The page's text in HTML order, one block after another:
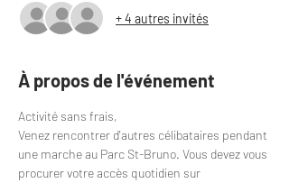
+ 4 autres invités
À propos de l'événement
Activité sans frais,
Venez rencontrer d'autres célibataires pendant
une marche au Parc St-Bruno. Vous devez vous
procurer votre accès quotidien sur